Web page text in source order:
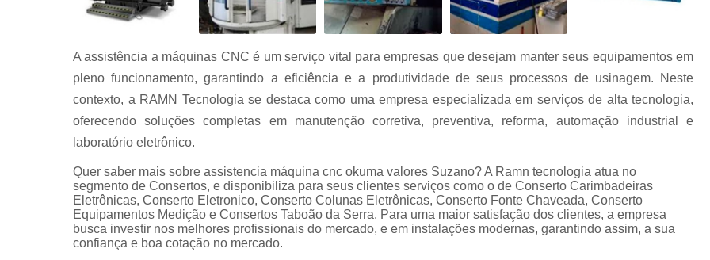
Conserto
servo motor
Conserto
servo motor
Manutenção
equipamentos
Serviço
automação
industrial
Servo
Conserto de Cnc Mcs
Conserto de Cnc Okuma
Conserto
Conserto de Cnc Sinumerik
Conserto de
Conserto
Conserto Inversores Lg
Conserto
Conserto Inversores Sinamics
Conserto
Cartão Entrada e Saída Fanuc
Conserto Ihm Fanuc
Conserto
Módulo
A assistência a máquinas CNC é um serviço vital para empresas que desejam manter seus equipamentos em
pleno funcionamento, garantindo a eficiência e a produtividade de seus processos de usinagem. Neste
contexto, a RAMN Tecnologia se destaca como uma empresa especializada em serviços de alta tecnologia,
oferecendo soluções completas em manutenção corretiva, preventiva, reforma, automação industrial e
laboratório eletrônico.
Quer saber mais sobre assistencia máquina cnc okuma valores Suzano? A Ramn tecnologia atua no
segmento de Consertos, e disponibiliza para seus clientes serviços como o de Conserto Carimbadeiras
Eletrônicas, Conserto Eletronico, Conserto Colunas Eletrônicas, Conserto Fonte Chaveada, Conserto
Equipamentos Medição e Consertos Taboão da Serra. Para uma maior satisfação dos clientes, a empresa
busca investir nos melhores profissionais do mercado, e em instalações modernas, garantindo assim, a sua
confiança e boa cotação no mercado.